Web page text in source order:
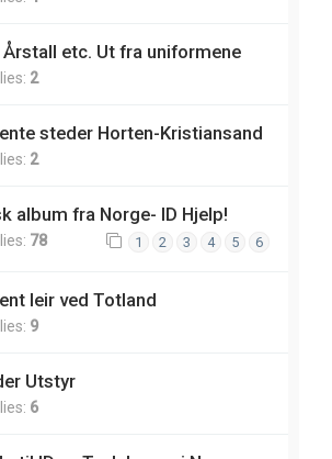
Årstall etc. Ut fra uniformene
2
steder Horten-Kristiansand
2
album fra Norge- ID Hjelp!
78 1 2 3 4 5 6
leir ved Totland
9
Utstyr
6